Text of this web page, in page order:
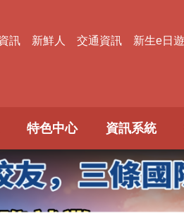
訊 新鮮人 交通資訊 新生e日遊
特色中心 資訊系統